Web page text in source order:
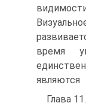
время
являются
Глава